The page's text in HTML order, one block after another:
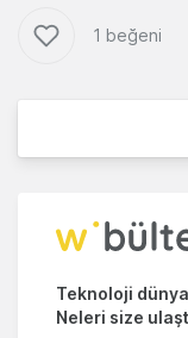
1 beğeni
Teknoloji
Neleri size